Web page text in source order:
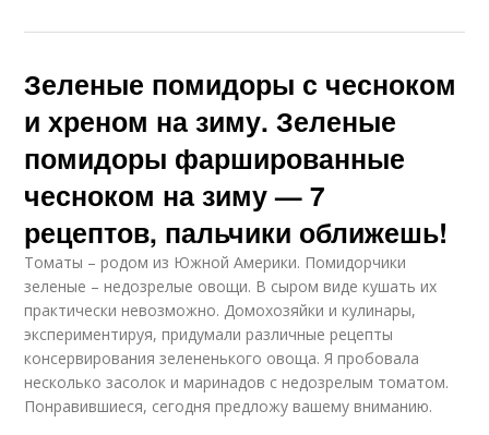
Зеленые помидоры с чесноком
и хреном на зиму. Зеленые
помидоры фаршированные
чесноком на зиму — 7
рецептов, пальчики оближешь!
Томаты – родом из Южной Америки. Помидорчики
зеленые – недозрелые овощи. В сыром виде кушать их
практически невозможно. Домохозяйки и кулинары,
экспериментируя, придумали различные рецепты
консервирования зелененького овоща. Я пробовала
несколько засолок и маринадов с недозрелым томатом.
Понравившиеся, сегодня предложу вашему вниманию.